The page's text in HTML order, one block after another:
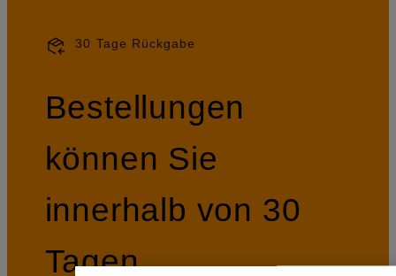
30 Tage Rückgabe
Bestellungen
können Sie
innerhalb von 30
Tagen